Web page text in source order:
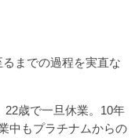
までの過程を実直な
歳で一旦休業。10年
中もプラチナムからの